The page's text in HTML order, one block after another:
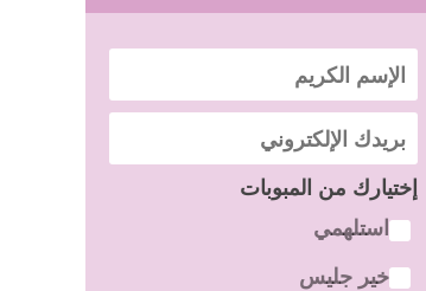
إختيارك من المبوبات
استلهمي
خير جليس